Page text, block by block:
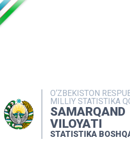
O‘ZBEKISTON
MILLIY STATISTIKA
SAMARQAND
VILOYATI
STATISTIKA
MATBUOT